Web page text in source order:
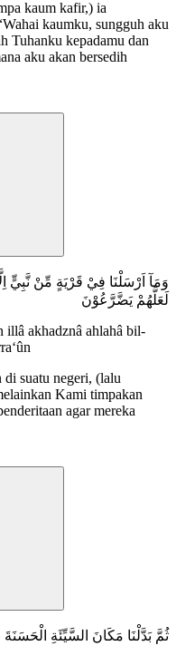
kaum kafir,) ia
kaumku, sungguh aku
Tuhanku kepadamu dan
aku akan bersedih
وَمَآ اَرْسَلْنَا فِيْ قَرْيَةٍ مِّنْ نَّبِيٍّ
لَعَلَّهُمْ يَضَّرَّعُوْنَ
illâ akhadznâ ahlahâ bil-
suatu negeri, (lalu
Kami timpakan
agar mereka
ثُمَّ بَدَّلْنَا مَكَانَ السَّيِّئَةِ